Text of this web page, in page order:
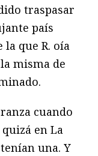
traspasar
país
la que R. oía
misma de
cuando
en La
una. Y